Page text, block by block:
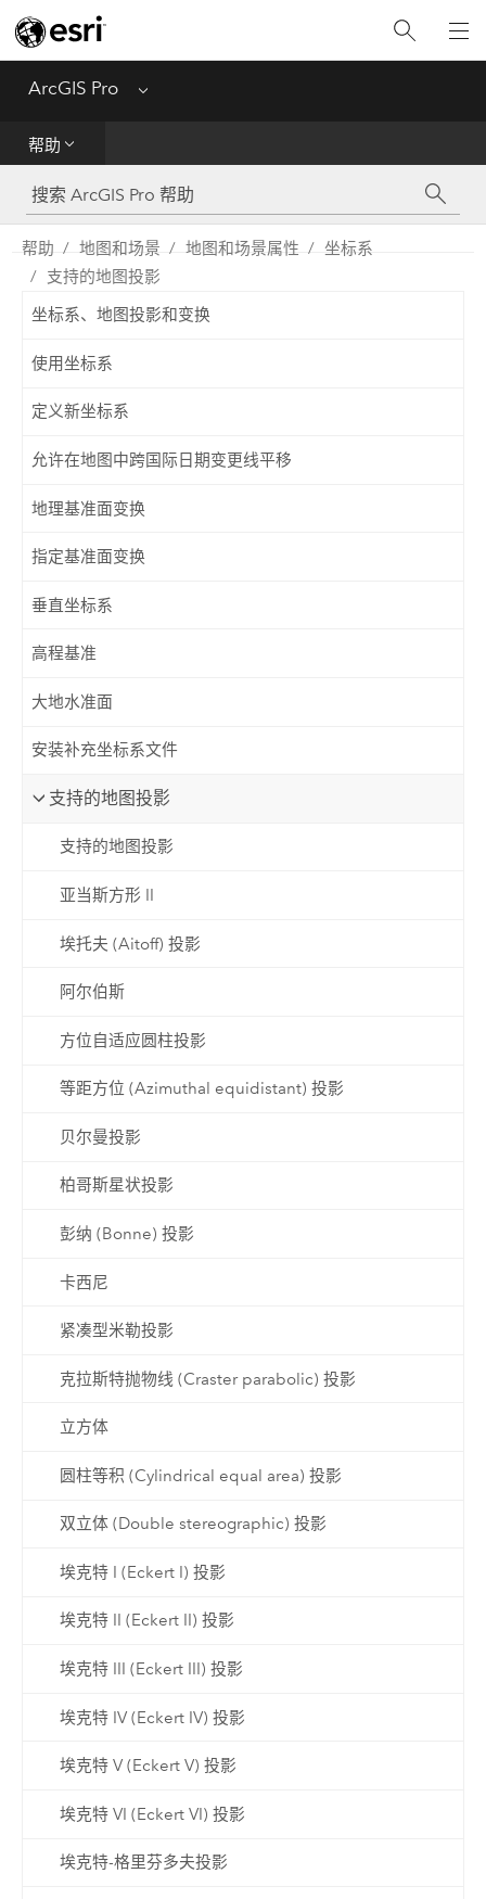
ArcGIS Pro Menu
帮助
工具参考
Python
SDK
帮助 地图和场景 地图和场景属性
坐标系
支持的地图投影
坐标系、地图投影和变换
使用坐标系
定义新坐标系
允许在地图中跨国际日期变更线平移
地理基准面变换
指定基准面变换
垂直坐标系
高程基准
大地水准面
安装补充坐标系文件
支持的地图投影
支持的地图投影
亚当斯方形 II
埃托夫 (Aitoff) 投影
阿尔伯斯
方位自适应圆柱投影
等距方位 (Azimuthal equidistant) 投影
贝尔曼投影
柏哥斯星状投影
彭纳 (Bonne) 投影
卡西尼
紧凑型米勒投影
克拉斯特抛物线 (Craster parabolic) 投影
立方体
圆柱等积 (Cylindrical equal area) 投影
双立体 (Double stereographic) 投影
埃克特 I (Eckert I) 投影
埃克特 II (Eckert II) 投影
埃克特 III (Eckert III) 投影
埃克特 IV (Eckert IV) 投影
埃克特 V (Eckert V) 投影
埃克特 VI (Eckert VI) 投影
埃克特-格里芬多夫投影